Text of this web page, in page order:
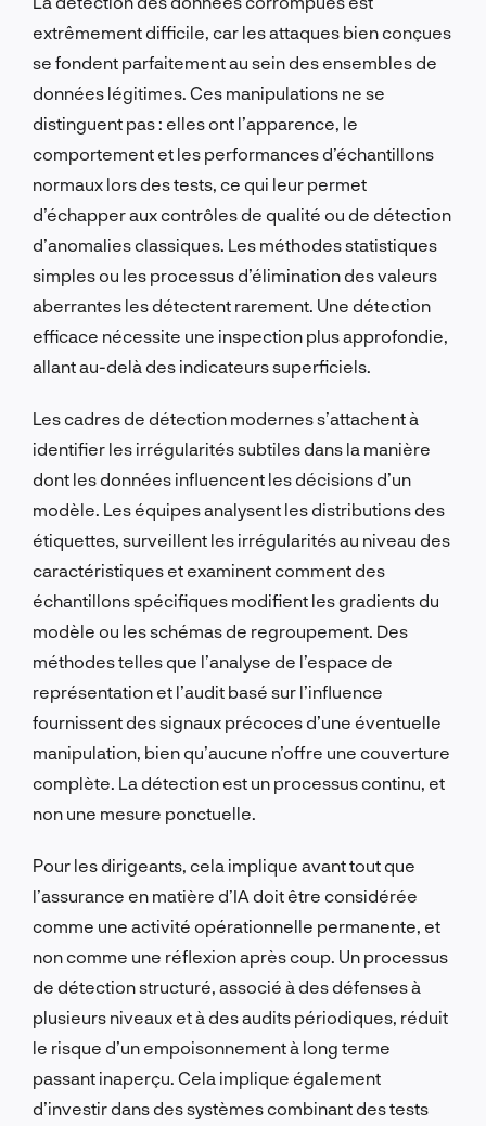
extrêmement difficile, car les attaques bien conçues
se fondent parfaitement au sein des ensembles de
données légitimes. Ces manipulations ne se
distinguent pas : elles ont l’apparence, le
comportement et les performances d’échantillons
normaux lors des tests, ce qui leur permet
d’échapper aux contrôles de qualité ou de détection
d’anomalies classiques. Les méthodes statistiques
simples ou les processus d’élimination des valeurs
aberrantes les détectent rarement. Une détection
efficace nécessite une inspection plus approfondie,
allant au-delà des indicateurs superficiels.
Les cadres de détection modernes s’attachent à
identifier les irrégularités subtiles dans la manière
dont les données influencent les décisions d’un
modèle. Les équipes analysent les distributions des
étiquettes, surveillent les irrégularités au niveau des
caractéristiques et examinent comment des
échantillons spécifiques modifient les gradients du
modèle ou les schémas de regroupement. Des
méthodes telles que l’analyse de l’espace de
représentation et l’audit basé sur l’influence
fournissent des signaux précoces d’une éventuelle
manipulation, bien qu’aucune n’offre une couverture
complète. La détection est un processus continu, et
non une mesure ponctuelle.
Pour les dirigeants, cela implique avant tout que
l’assurance en matière d’IA doit être considérée
comme une activité opérationnelle permanente, et
non comme une réflexion après coup. Un processus
de détection structuré, associé à des défenses à
plusieurs niveaux et à des audits périodiques, réduit
le risque d’un empoisonnement à long terme
passant inaperçu. Cela implique également
d’investir dans des systèmes combinant des tests